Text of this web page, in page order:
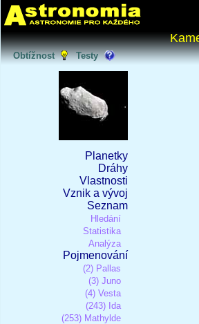
Obtížnost Testy
Planetky
Dráhy
Vlastnosti
Vznik a vývoj
Seznam
Hledání
Statistika
Analýza
Pojmenování
(2) Pallas
(3) Juno
(4) Vesta
(243) Ida
(253) Mathylde